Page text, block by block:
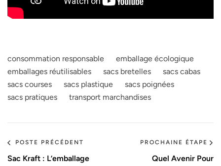
consommation responsable
emballage écologique
emballages réutilisables
sacs bretelles
sacs cabas
sacs courses
sacs plastique
sacs poignées
sacs pratiques
transport marchandises
POSTE PRÉCÉDENT
Sac Kraft : L’emballage
PROCHAINE ÉTAPE
Quel Avenir Pour